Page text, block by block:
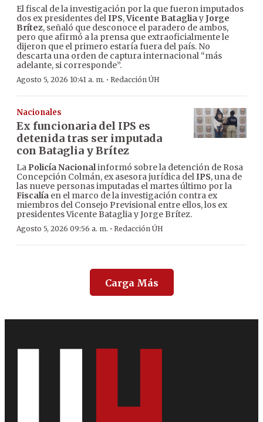
El fiscal de la investigación por la que fueron imputados
dos ex presidentes delIPS,Vicente BatagliayJorge
Brítez, señaló que desconoce el paradero de ambos,
pero que afirmó a la prensa que extraoficialmente le
dijeron que el primero estaría fuera del país. No
descarta una orden de captura internacional “más
adelante, si corresponde”.
Agosto 5, 2026 10:41 a. m. · Redacción ÚH
Nacionales
Ex funcionaria del IPS es
detenida tras ser imputada
con Bataglia y Brítez
La Policía Nacionalinformó sobre la detención de Rosa
Concepción Colmán, ex asesora jurídica delIPS, una de
las nueve personas imputadas el martes último por la
Fiscalía en el marco de la investigación contra ex
miembros del Consejo Previsional entre ellos, los ex
presidentes Vicente Bataglia y Jorge Brítez.
Agosto 5, 2026 09:56 a. m. · Redacción ÚH
Carga Más